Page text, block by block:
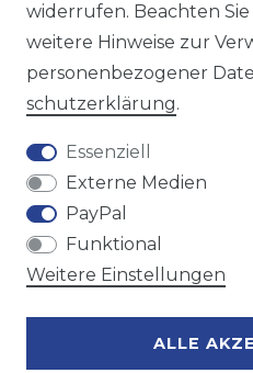
widerrufen. Beachten
weitere Hinweise zur
personenbezogener
schutz­erklärung.
Essenziell
Externe Medien
PayPal
Funktional
Weitere Einstellungen
ALLE